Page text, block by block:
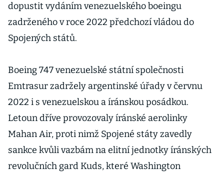
dopustit vydáním venezuelského boeingu
zadrženého v roce 2022 předchozí vládou do
Spojených států.
Boeing 747 venezuelské státní společnosti
Emtrasur zadržely argentinské úřady v červnu
2022 i s venezuelskou a íránskou posádkou.
Letoun dříve provozovaly íránské aerolinky
Mahan Air, proti nimž Spojené státy zavedly
sankce kvůli vazbám na elitní jednotky íránských
revolučních gard Kuds, které Washington